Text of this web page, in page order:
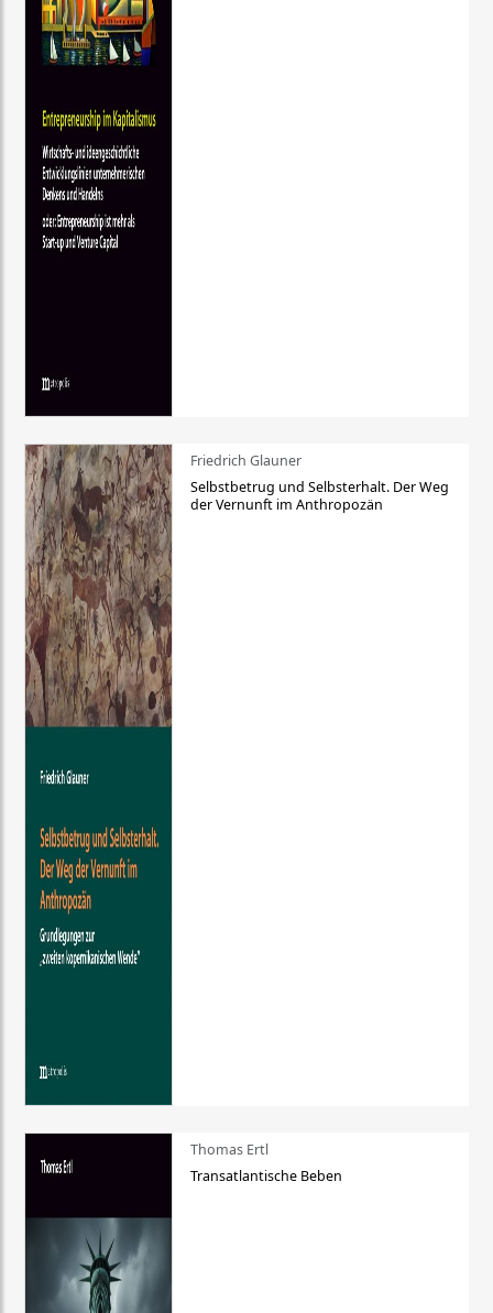
Friedrich Glauner
Selbstbetrug und Selbsterhalt. Der Weg
der Vernunft im Anthropozän
Thomas Ertl
Transatlantische Beben